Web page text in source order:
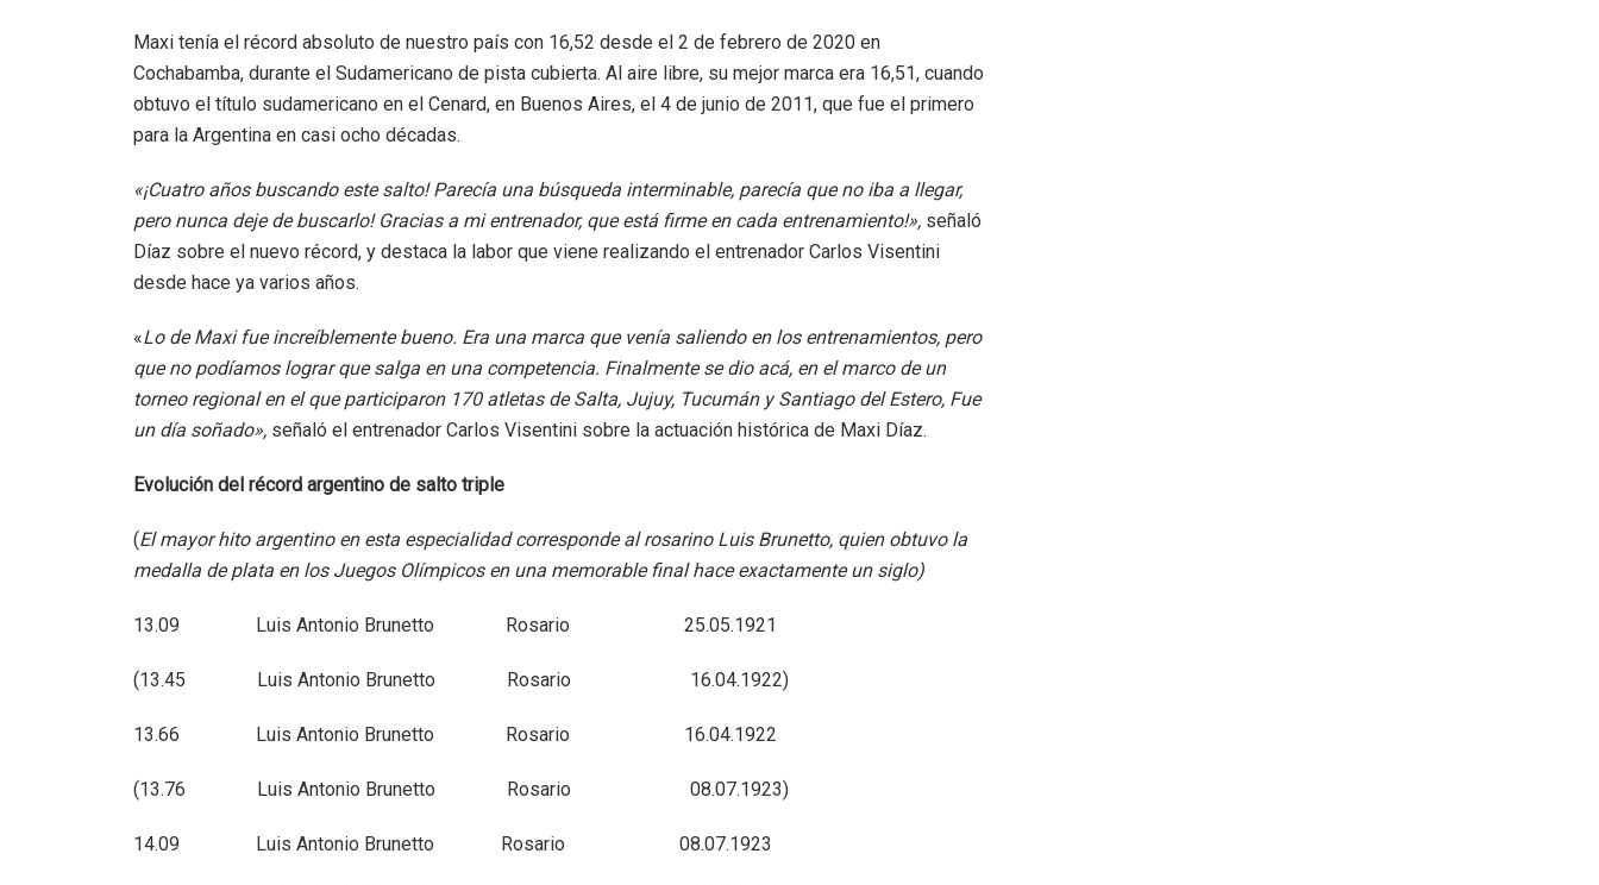
Maxi tenía el récord absoluto de nuestro país con 16,52 desde el 2 de febrero de 2020 en
Cochabamba, durante el Sudamericano de pista cubierta. Al aire libre, su mejor marca era 16,51, cuando
obtuvo el título sudamericano en el Cenard, en Buenos Aires, el 4 de junio de 2011, que fue el primero
para la Argentina en casi ocho décadas.
«¡Cuatro años buscando este salto! Parecía una búsqueda interminable, parecía que no iba a llegar,
pero nunca deje de buscarlo! Gracias a mi entrenador, que está firme en cada entrenamiento!», señaló
Díaz sobre el nuevo récord, y destaca la labor que viene realizando el entrenador Carlos Visentini
desde hace ya varios años.
«Lo de Maxi fue increíblemente bueno. Era una marca que venía saliendo en los entrenamientos, pero
que no podíamos lograr que salga en una competencia. Finalmente se dio acá, en el marco de un
torneo regional en el que participaron 170 atletas de Salta, Jujuy, Tucumán y Santiago del Estero, Fue
un día soñado», señaló el entrenador Carlos Visentini sobre la actuación histórica de Maxi Díaz.
Evolución del récord argentino de salto triple
(El mayor hito argentino en esta especialidad corresponde al rosarino Luis Brunetto, quien obtuvo la
medalla de plata en los Juegos Olímpicos en una memorable final hace exactamente un siglo)
13.09 Luis Antonio Brunetto Rosario 25.05.1921
(13.45 Luis Antonio Brunetto Rosario 16.04.1922)
13.66 Luis Antonio Brunetto Rosario 16.04.1922
(13.76 Luis Antonio Brunetto Rosario 08.07.1923)
14.09 Luis Antonio Brunetto Rosario 08.07.1923